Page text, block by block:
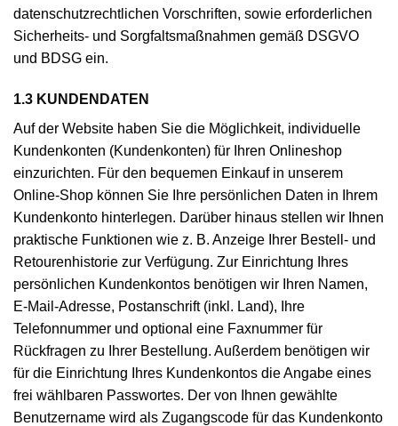
datenschutzrechtlichen Vorschriften, sowie erforderlichen
Sicherheits- und Sorgfaltsmaßnahmen gemäß DSGVO
und BDSG ein.
1.3 KUNDENDATEN
Auf der Website haben Sie die Möglichkeit, individuelle
Kundenkonten (Kundenkonten) für Ihren Onlineshop
einzurichten. Für den bequemen Einkauf in unserem
Online-Shop können Sie Ihre persönlichen Daten in Ihrem
Kundenkonto hinterlegen. Darüber hinaus stellen wir Ihnen
praktische Funktionen wie z. B. Anzeige Ihrer Bestell- und
Retourenhistorie zur Verfügung. Zur Einrichtung Ihres
persönlichen Kundenkontos benötigen wir Ihren Namen,
E-Mail-Adresse, Postanschrift (inkl. Land), Ihre
Telefonnummer und optional eine Faxnummer für
Rückfragen zu Ihrer Bestellung. Außerdem benötigen wir
für die Einrichtung Ihres Kundenkontos die Angabe eines
frei wählbaren Passwortes. Der von Ihnen gewählte
Benutzername wird als Zugangscode für das Kundenkonto